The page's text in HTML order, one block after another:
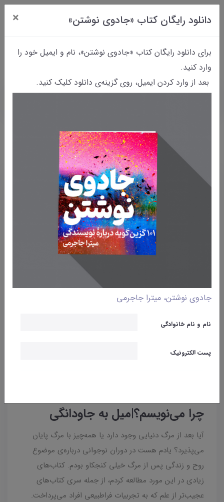
دانلود رایگان کتاب «جادوی نوشتن» ×
برای دانلود رایگان کتاب «جادوی نوشتن»، نام و ایمیل خود را
وارد کنید.
بعد از وارد کردن ایمیل، روی گزینه‌ی دانلود کلیک کنید.
جادوی نوشتن، میترا جاجرمی
نام و نام خانوادگی
پست الکترونیک
وبلاگ
چرا می‌نویسم؟|میل به جاودانگی
آیا بعد از مرگ دنیایی وجود دارد یا همه‌چیز با مرگ پایان
می‌پذیرد؟ یادم هست در دوران نوجوانی درباره‌ی موضوع
روح و زندگی پس از مرگ خیلی کنجکاو بودم. کتاب‌های
زیادی در این مورد مطالعه کردم، از جمله سری کتاب‌های
عجیب‌تر از علم که به تجربیات فراطبیعی افراد می‌پرداخت.